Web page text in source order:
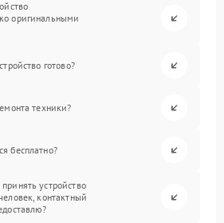
оригинальными
готово?
техники?
бесплатно?
устройство
контактный